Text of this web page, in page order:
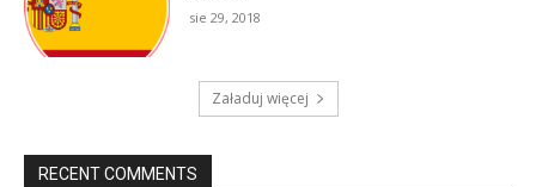
sie 29, 2018
Załaduj więcej
RECENT COMMENTS